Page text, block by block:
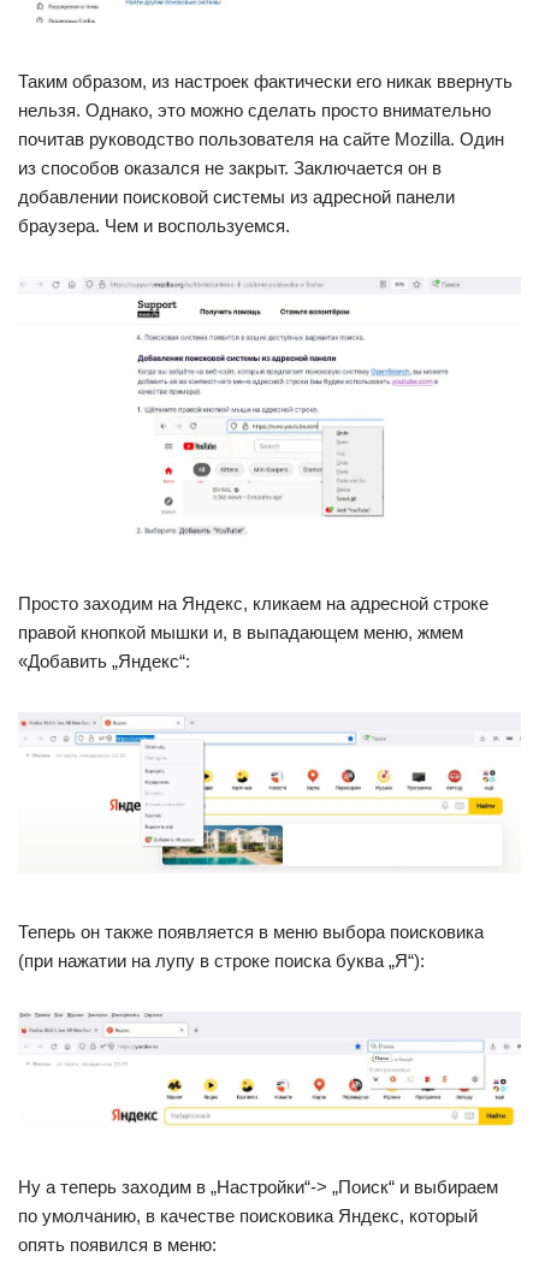
Таким образом, из настроек фактически его никак ввернуть
нельзя. Однако, это можно сделать просто внимательно
почитав руководство пользователя на сайте Mozilla. Один
из способов оказался не закрыт. Заключается он в
добавлении поисковой системы из адресной панели
браузера. Чем и воспользуемся.
Просто заходим на Яндекс, кликаем на адресной строке
правой кнопкой мышки и, в выпадающем меню, жмем
«Добавить „Яндекс“:
Теперь он также появляется в меню выбора поисковика
(при нажатии на лупу в строке поиска буква „Я“):
Ну а теперь заходим в „Настройки“-> „Поиск“ и выбираем
по умолчанию, в качестве поисковика Яндекс, который
опять появился в меню: